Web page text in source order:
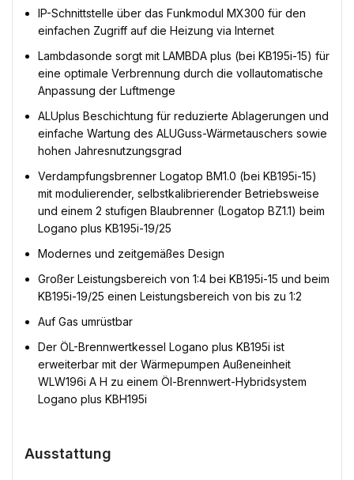
IP-Schnittstelle über das Funkmodul MX300 für den
einfachen Zugriff auf die Heizung via Internet
Lambdasonde sorgt mit LAMBDA plus (bei KB195i-15) für
eine optimale Verbrennung durch die vollautomatische
Anpassung der Luftmenge
ALUplus Beschichtung für reduzierte Ablagerungen und
einfache Wartung des ALUGuss-Wärmetauschers sowie
hohen Jahresnutzungsgrad
Verdampfungsbrenner Logatop BM1.0 (bei KB195i-15)
mit modulierender, selbstkalibrierender Betriebsweise
und einem 2 stufigen Blaubrenner (Logatop BZ1.1) beim
Logano plus KB195i-19/25
Modernes und zeitgemäßes Design
Großer Leistungsbereich von 1:4 bei KB195i-15 und beim
KB195i-19/25 einen Leistungsbereich von bis zu 1:2
Auf Gas umrüstbar
Der ÖL-Brennwertkessel Logano plus KB195i ist
erweiterbar mit der Wärmepumpen Außeneinheit
WLW196i A H zu einem Öl-Brennwert-Hybridsystem
Logano plus KBH195i
Ausstattung